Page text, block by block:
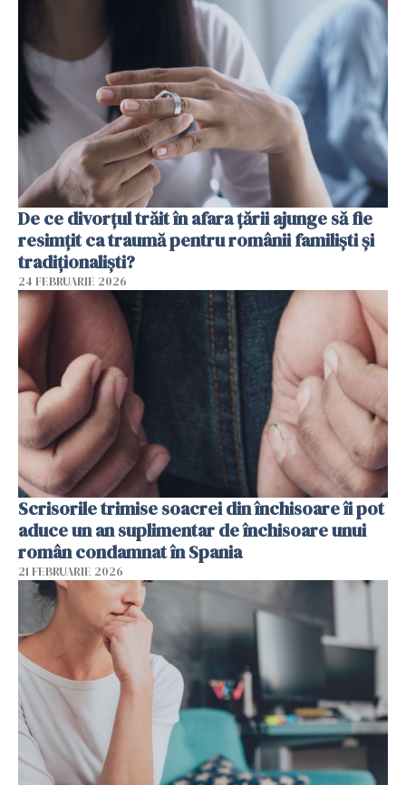
De ce divorțul trăit în afara țării ajunge să fie
resimțit ca traumă pentru românii familiști și
tradiționaliști?
24 FEBRUARIE 2026
Scrisorile trimise soacrei din închisoare îi pot
aduce un an suplimentar de închisoare unui
român condamnat în Spania
21 FEBRUARIE 2026